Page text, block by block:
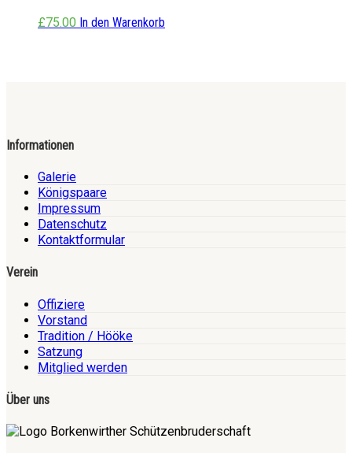
£75.00 In den Warenkorb
Informationen
Galerie
Königspaare
Impressum
Datenschutz
Kontaktformular
Verein
Offiziere
Vorstand
Tradition / Hööke
Satzung
Mitglied werden
Über uns